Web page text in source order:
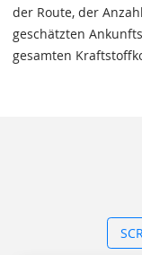
der Route, der
geschätzten
gesamten